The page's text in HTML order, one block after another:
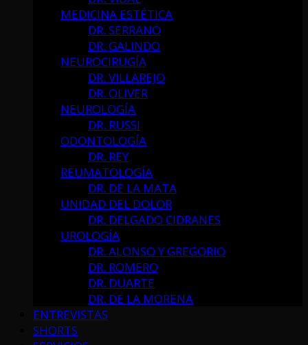
MEDICINA ESTÉTICA
DR. SERRANO
DR. GALINDO
NEUROCIRUGÍA
DR. VILLAREJO
DR. OLIVER
NEUROLOGÍA
DR. RUSSI
ODONTOLOGÍA
DR. REY
REUMATOLOGÍA
DR. DE LA MATA
UNIDAD DEL DOLOR
DR. DELGADO CIDRANES
UROLOGÍA
DR. ALONSO Y GREGORIO
DR. ROMERO
DR. DUARTE
DR. DE LA MORENA
ENTREVISTAS
SHORTS